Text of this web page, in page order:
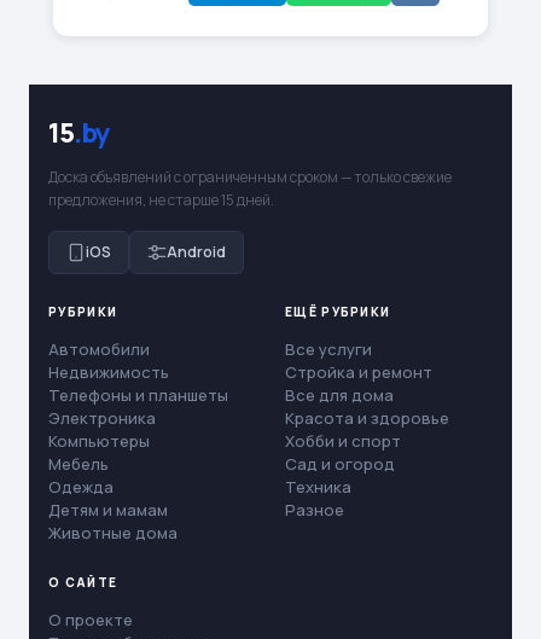
15.by
Доска объявлений с ограниченным сроком — только свежие
предложения, не старше 15 дней.
iOS Android
РУБРИКИ
Автомобили
Недвижимость
Телефоны и планшеты
Электроника
Компьютеры
Мебель
Одежда
Детям и мамам
Животные дома
ЕЩЁ РУБРИКИ
Все услуги
Стройка и ремонт
Все для дома
Красота и здоровье
Хобби и спорт
Сад и огород
Техника
Разное
О САЙТЕ
О проекте